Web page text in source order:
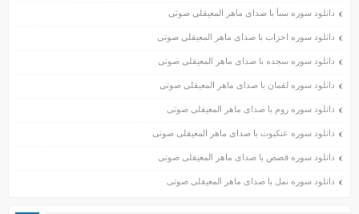
آبان ۱۴۰۰
اسفند ۱۳۹۹
آبان ۱۳۹۹
مهر ۱۳۹۹
مرداد ۱۳۹۹
دانلود سوره سبأ با صدای ماهر المعیقلی صوتی
دانلود سوره احزاب با صدای ماهر المعیقلی صوتی
دانلود سوره سجده با صدای ماهر المعیقلی صوتی
دانلود سوره لقمان با صدای ماهر المعیقلی صوتی
دانلود سوره روم با صدای ماهر المعیقلی صوتی
دانلود سوره عنکبوت با صدای ماهر المعیقلی صوتی
دانلود سوره قصص با صدای ماهر المعیقلی صوتی
دانلود سوره نمل با صدای ماهر المعیقلی صوتی